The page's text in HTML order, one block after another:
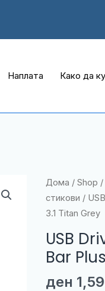
Наплата Како да
Дома / Shop /
стикови /
3.1 Titan Grey
USB
Bar
ден